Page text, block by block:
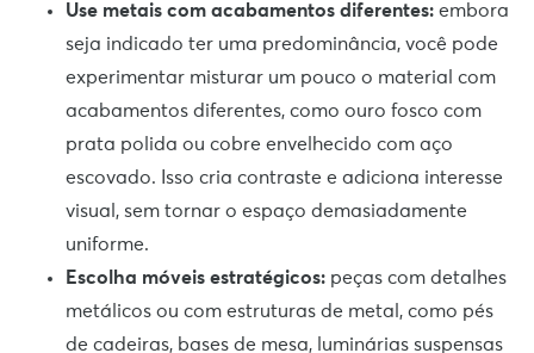
Use metais com acabamentos diferentes: embora
seja indicado ter uma predominância, você pode
experimentar misturar um pouco o material com
acabamentos diferentes, como ouro fosco com
prata polida ou cobre envelhecido com aço
escovado. Isso cria contraste e adiciona interesse
visual, sem tornar o espaço demasiadamente
uniforme.
Escolha móveis estratégicos: peças com detalhes
metálicos ou com estruturas de metal, como pés
de cadeiras, bases de mesa, luminárias suspensas